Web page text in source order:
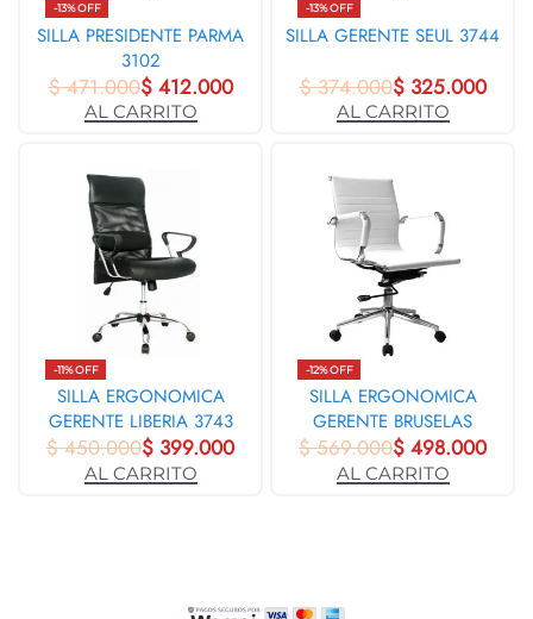
-13% OFF
SILLA PRESIDENTE PARMA
3102
$471.000$412.000
AL CARRITO
-13% OFF
SILLA GERENTE SEUL 3744
$374.000$325.000
AL CARRITO
-11% OFF
SILLA ERGONOMICA
GERENTE LIBERIA 3743
$450.000$ 399.000
AL CARRITO
-12% OFF
SILLA ERGONOMICA
GERENTE BRUSELAS
BLANCA 31384
$569.000$ 498.000
AL CARRITO